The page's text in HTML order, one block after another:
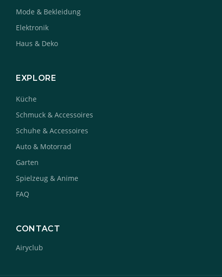
Mode & Bekleidung
Elektronik
Haus & Deko
EXPLORE
Küche
Schmuck & Accessoires
Schuhe & Accessoires
Auto & Motorrad
Garten
Spielzeug & Anime
FAQ
CONTACT
Airyclub